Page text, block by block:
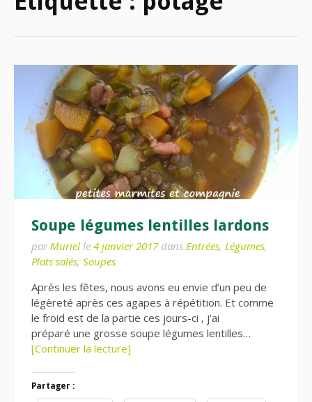
Soupe légumes lentilles lardons
par Muriel le 4 janvier 2017dans Entrées, Légumes,
Plats salés, Soupes
Après les fêtes, nous avons eu envie d’un peu de
légèreté après ces agapes à répétition. Et comme
le froid est de la partie ces jours-ci , j’ai
préparé une grosse soupe légumes lentilles…
[Continuer la lecture]
Partager :